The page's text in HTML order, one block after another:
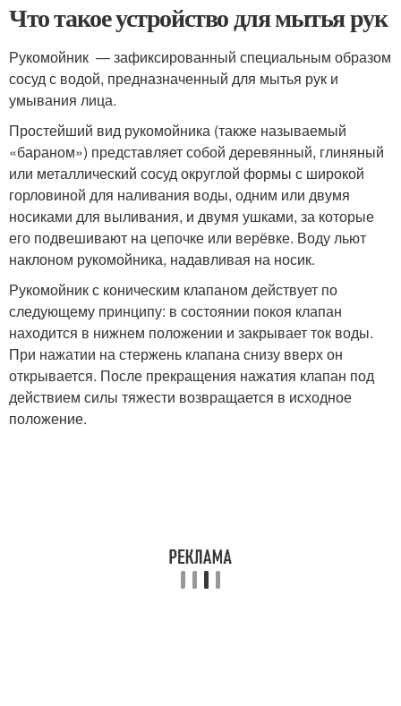
Что такое устройство для мытья рук
Рукомойник — зафиксированный специальным образом
сосуд с водой, предназначенный для мытья рук и
умывания лица.
Простейший вид рукомойника (также называемый
«бараном») представляет собой деревянный, глиняный
или металлический сосуд округлой формы с широкой
горловиной для наливания воды, одним или двумя
носиками для выливания, и двумя ушками, за которые
его подвешивают на цепочке или верёвке. Воду льют
наклоном рукомойника, надавливая на носик.
Рукомойник с коническим клапаном действует по
следующему принципу: в состоянии покоя клапан
находится в нижнем положении и закрывает ток воды.
При нажатии на стержень клапана снизу вверх он
открывается. После прекращения нажатия клапан под
действием силы тяжести возвращается в исходное
положение.